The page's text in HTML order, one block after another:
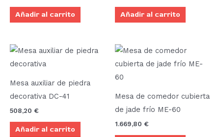
Añadir al carrito Añadir al carrito
Mesa auxiliar de piedra
decorativa DC-41
508,20 €
Añadir al carrito
Mesa de comedor cubierta
de jade frío ME-60
1.669,80 €